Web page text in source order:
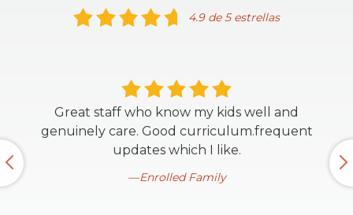
4.9 de 5 estrellas
Great staff who know my kids well and
genuinely care. Good curriculum.frequent
updates which I like.
Enrolled Family